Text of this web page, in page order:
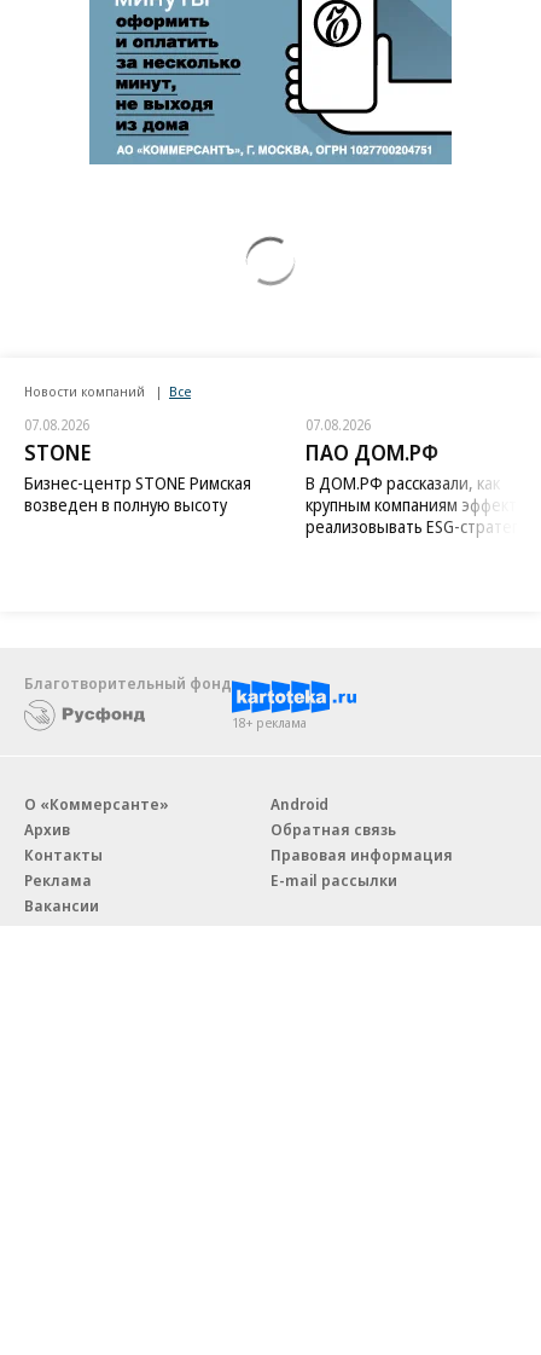
Новости компаний Все
07.08.2026
STONE
Бизнес-центр STONE Римская
возведен в полную высоту
07.08.2026
ПАО ДОМ.РФ
В ДОМ.РФ рассказали, как
крупным компаниям
реализовывать ESG-стратегию
Благотворительный фонд
18+ реклама
О «Коммерсанте»
Архив
Контакты
Реклама
Вакансии
Android
Обратная связь
Правовая информация
E-mail рассылки